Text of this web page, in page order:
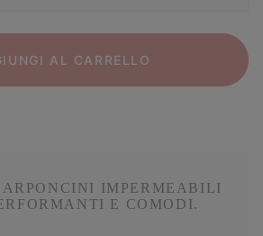
AL CARRELLO
IMPERMEABILI
E COMODI.